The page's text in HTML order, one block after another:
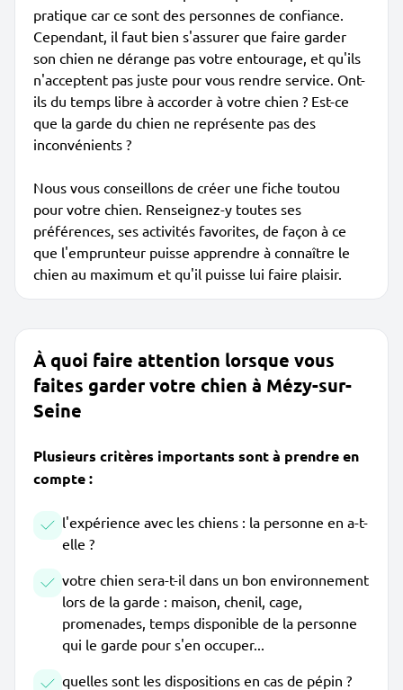
pratique car ce sont des personnes de confiance.
Cependant, il faut bien s'assurer que faire garder
son chien ne dérange pas votre entourage, et qu'ils
n'acceptent pas juste pour vous rendre service. Ont-
ils du temps libre à accorder à votre chien ? Est-ce
que la garde du chien ne représente pas des
inconvénients ?
Nous vous conseillons de créer une fiche toutou
pour votre chien. Renseignez-y toutes ses
préférences, ses activités favorites, de façon à ce
que l'emprunteur puisse apprendre à connaître le
chien au maximum et qu'il puisse lui faire plaisir.
À quoi faire attention lorsque vous
faites garder votre chien à Mézy-sur-
Seine
Plusieurs critères importants sont à prendre en
compte :
l'expérience avec les chiens : la personne en a-t-
elle ?
votre chien sera-t-il dans un bon environnement
lors de la garde : maison, chenil, cage,
promenades, temps disponible de la personne
qui le garde pour s'en occuper...
quelles sont les dispositions en cas de pépin ?